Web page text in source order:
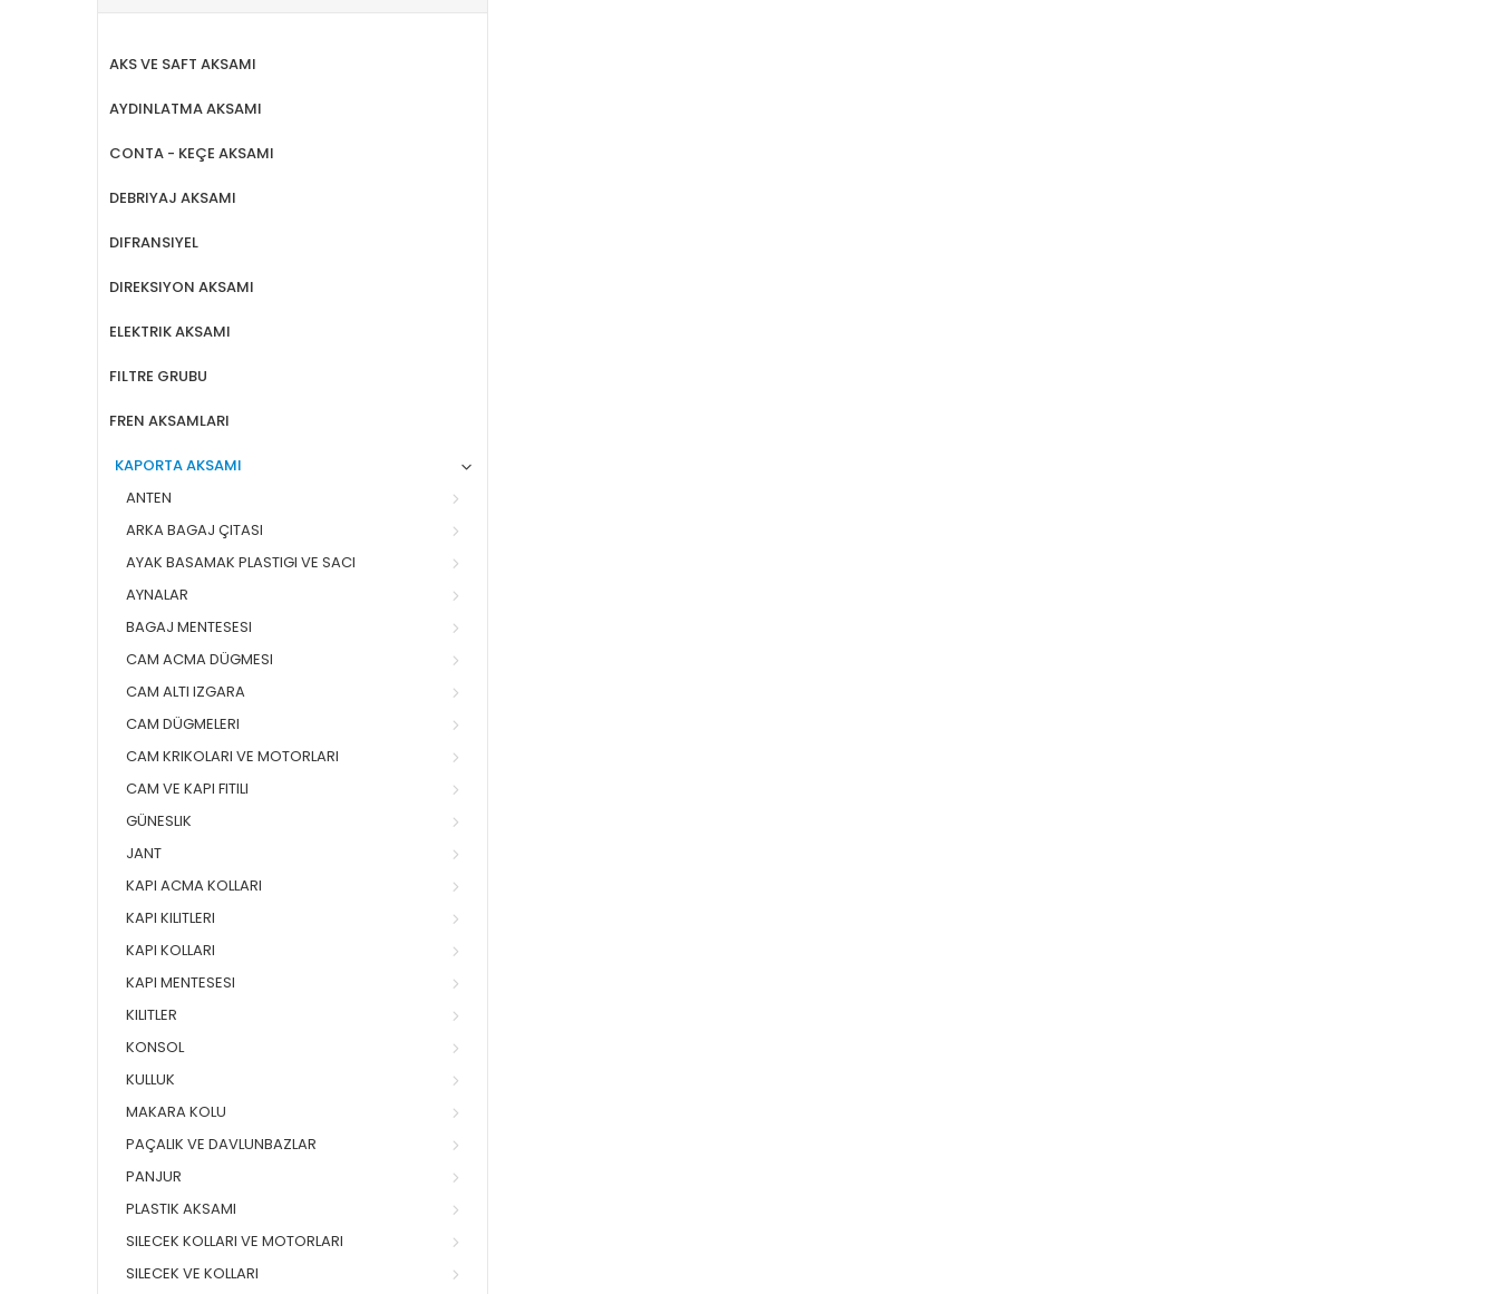
AKS VE SAFT AKSAMI
AYDINLATMA AKSAMI
CONTA - KEÇE AKSAMI
DEBRIYAJ AKSAMI
DIFRANSIYEL
DIREKSIYON AKSAMI
ELEKTRIK AKSAMI
FILTRE GRUBU
FREN AKSAMLARI
KAPORTA AKSAMI
ANTEN
ARKA BAGAJ ÇITASI
AYAK BASAMAK PLASTIGI VE SACI
AYNALAR
BAGAJ MENTESESI
CAM ACMA DÜGMESI
CAM ALTI IZGARA
CAM DÜGMELERI
CAM KRIKOLARI VE MOTORLARI
CAM VE KAPI FITILI
GÜNESLIK
JANT
KAPI ACMA KOLLARI
KAPI KILITLERI
KAPI KOLLARI
KAPI MENTESESI
KILITLER
KONSOL
KULLUK
MAKARA KOLU
PAÇALIK VE DAVLUNBAZLAR
PANJUR
PLASTIK AKSAMI
SILECEK KOLLARI VE MOTORLARI
SILECEK VE KOLLARI